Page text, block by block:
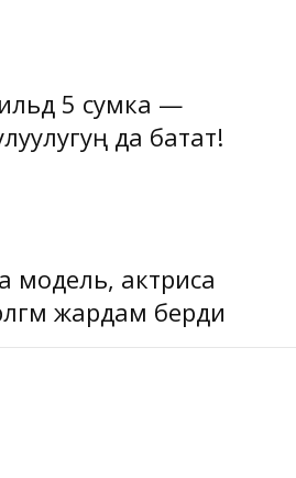
5 сумка —
да батат!
модель, актриса
жардам берди